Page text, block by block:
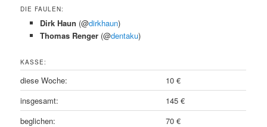
DIE FAULEN:
Dirk Haun (@dirkhaun)
Thomas Renger (@dentaku)
KASSE:
diese Woche:
10 €
insgesamt:
145 €
beglichen:
70 €